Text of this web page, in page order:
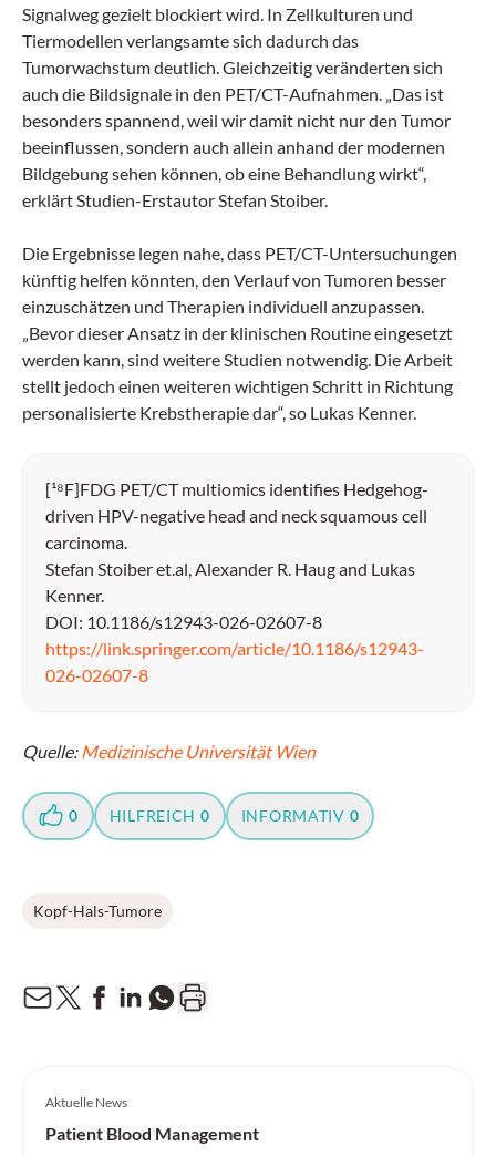
Signalweg gezielt blockiert wird. In Zellkulturen und
Tiermodellen verlangsamte sich dadurch das
Tumorwachstum deutlich. Gleichzeitig veränderten sich
auch die Bildsignale in den PET/CT-Aufnahmen. „Das ist
besonders spannend, weil wir damit nicht nur den Tumor
beeinflussen, sondern auch allein anhand der modernen
Bildgebung sehen können, ob eine Behandlung wirkt“,
erklärt Studien-Erstautor Stefan Stoiber.
Die Ergebnisse legen nahe, dass PET/CT-Untersuchungen
künftig helfen könnten, den Verlauf von Tumoren besser
einzuschätzen und Therapien individuell anzupassen.
„Bevor dieser Ansatz in der klinischen Routine eingesetzt
werden kann, sind weitere Studien notwendig. Die Arbeit
stellt jedoch einen weiteren wichtigen Schritt in Richtung
personalisierte Krebstherapie dar“, so Lukas Kenner.
[¹⁸F]FDG PET/CT multiomics identifies Hedgehog-
driven HPV-negative head and neck squamous cell
carcinoma.
Stefan Stoiber et.al, Alexander R. Haug and Lukas
Kenner.
DOI: 10.1186/s12943-026-02607-8
https://link.springer.com/article/10.1186/s12943-
026-02607-8
Quelle:Medizinische Universität Wien
0 HILFREICH 0 INFORMATIV 0
Kopf-Hals-Tumore
Aktuelle News
Patient Blood Management